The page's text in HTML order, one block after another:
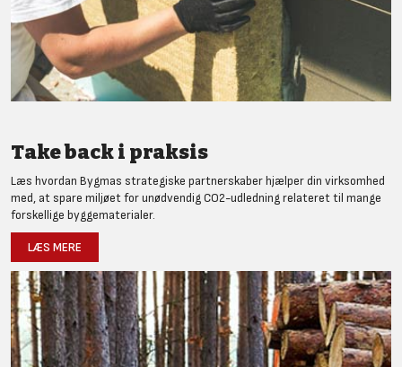
Take back i praksis
Læs hvordan Bygmas strategiske partnerskaber hjælper din virksomhed
med, at spare miljøet for unødvendig CO2-udledning relateret til mange
forskellige byggematerialer.
LÆS MERE